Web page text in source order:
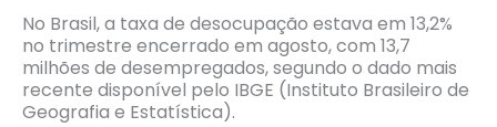
No Brasil, a taxa de desocupação estava em 13,2%
no trimestre encerrado em agosto, com 13,7
milhões de desempregados, segundo o dado mais
recente disponível pelo IBGE (Instituto Brasileiro de
Geografia e Estatística).